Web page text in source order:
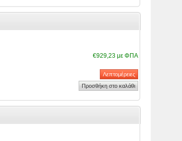
€929,23 με ΦΠΑ